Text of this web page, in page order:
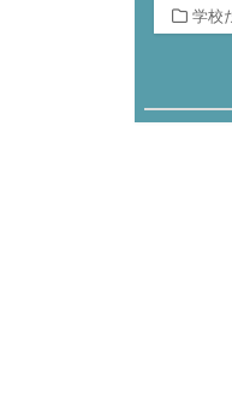
カ
テ
ー
学校
稿